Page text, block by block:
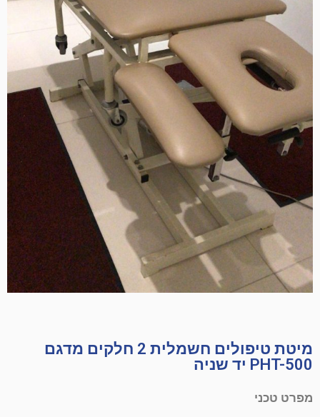
מיטת טיפולים חשמלית 2 חלקים מדגם
PHT-500 יד שניה
מפרט טכני